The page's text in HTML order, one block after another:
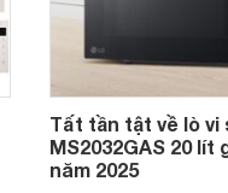
Tất tần tật về lò vi
MS2032GAS 20 lít
năm 2025